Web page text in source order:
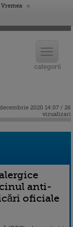
Vremea
2020 14:07 / 26
vizualizari
anti-
oficiale